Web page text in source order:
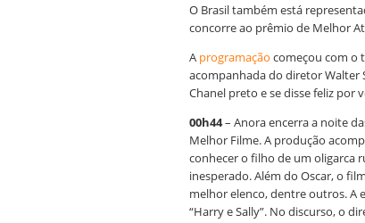
O Brasil também está
concorre ao prêmio de Melhor
A programação começou com o
acompanhada do diretor Walter
Chanel preto e se disse feliz por
00h44– Anora encerra a noite
Melhor Filme. A produção
conhecer o filho de um oligarca
inesperado. Além do Oscar, o
melhor elenco, dentre outros. A
“Harry e Sally”. No discurso, o